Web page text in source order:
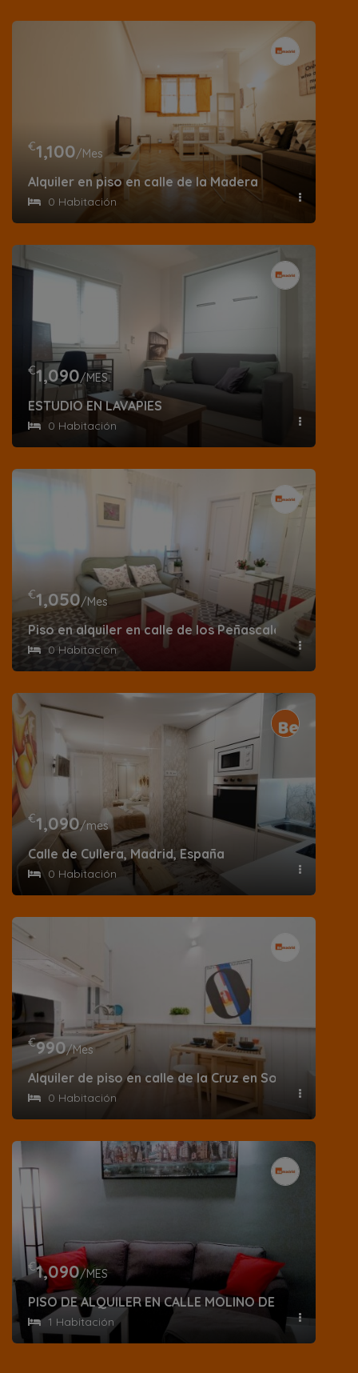
€1,100/Mes
Alquiler en piso en calle de la Madera
0 Habitación
€1,090/MES
ESTUDIO EN LAVAPIES
0 Habitación
€1,050/Mes
Piso en alquiler en calle de los Peñascales
0 Habitación
€1,090/mes
Calle de Cullera, Madrid, España
0 Habitación
€990/Mes
Alquiler de piso en calle de la Cruz en Sol
0 Habitación
€1,090/MES
PISO DE ALQUILER EN CALLE MOLINO DE VIENTO
1 Habitación